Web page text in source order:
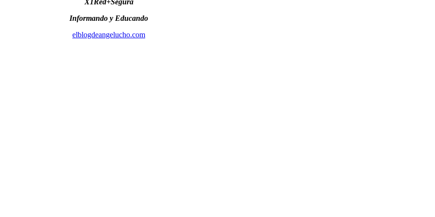
X1Red+Segura
Informando y Educando
elblogdeangelucho.com